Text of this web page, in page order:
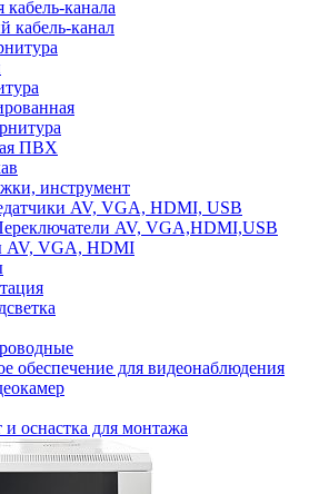
кабель-канала
кабель-канал
ПВХ
инструмент
AV, VGA, HDMI, USB
AV, VGA,HDMI,USB
AV, VGA, HDMI
обеспечение для видеонаблюдения
оснастка для монтажа